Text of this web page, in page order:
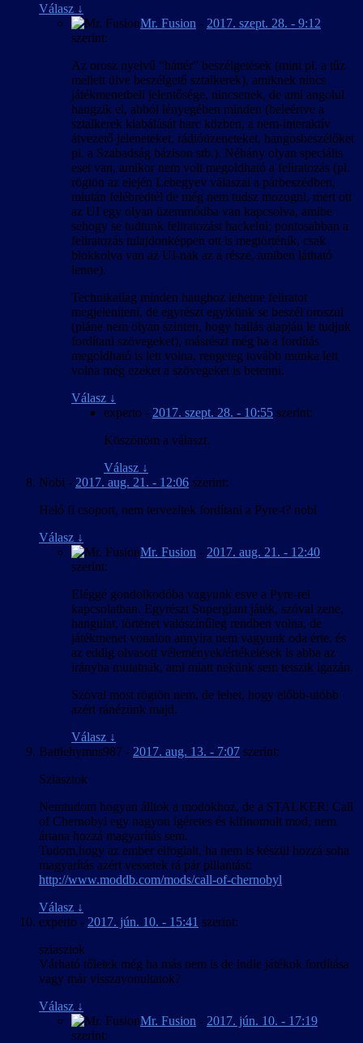
Válasz ↓
Mr. Fusion - 2017. szept. 28. - 9:12
szerint:
Az orosz nyelvű “háttér” beszélgetések (mint pl. a tűz
mellett ülve beszélgető sztalkerek), amiknek nincs
játékmenetbeli jelentősége, nincsenek, de ami angolul
hangzik el, abból lényegében minden (beleértve a
sztalkerek kiabálását harc közben, a nem-interaktív
átvezető jeleneteket, rádióüzeneteket, hangosbeszélőket
pl. a Szabadság bázison stb.). Néhány olyan speciális
eset van, amikor nem volt megoldható a feliratozás (pl.
rögtön az elején Lebegyev válaszai a párbeszédben,
miután felébredtél de még nem tudsz mozogni, mert ott
az UI egy olyan üzemmódba van kapcsolva, amibe
sehogy se tudtunk feliratozást hackelni; pontosabban a
feliratozás tulajdonképpen ott is megtörténik, csak
blokkolva van az UI-nak az a része, amiben látható
lenne).
Technikailag minden hanghoz lehetne feliratot
megjeleníteni, de egyrészt egyikünk se beszél oroszul
(pláne nem olyan szinten, hogy hallás alapján le tudjuk
fordítani szövegeket), másrészt még ha a fordítás
megoldható is lett volna, rengeteg tovább munka lett
volna még ezeket a szövegeket is betenni.
Válasz ↓
experto - 2017. szept. 28. - 10:55 szerint:
Köszönöm a választ.
Válasz ↓
Nobi - 2017. aug. 21. - 12:06 szerint:
Heló fi csoport, nem tervezitek fordítani a Pyre-t? nobi
Válasz ↓
Mr. Fusion - 2017. aug. 21. - 12:40
szerint:
Eléggé gondolkodóba vagyunk esve a Pyre-rel
kapcsolatban. Egyrészt Supergiant játék, szóval zene,
hangulat, történet valószínűleg rendben volna, de
játékmenet vonalon annyira nem vagyunk oda érte, és
az eddig olvasott vélemények/értékelések is abba az
irányba mutatnak, ami miatt nekünk sem tetszik igazán.
Szóval most rögtön nem, de lehet, hogy előbb-utóbb
azért ránézünk majd.
Válasz ↓
Battlehymns987 - 2017. aug. 13. - 7:07 szerint:
Sziasztok
Nemtudom hogyan álltok a modokhoz, de a STALKER: Call
of Chernobyl egy nagyon igéretes és kifinomult mod, nem
ártana hozzá magyarítás sem.
Tudom,hogy az ember elfoglalt, ha nem is készül hozzá soha
magyarítás azért vessetek rá pár pillantást:
http://www.moddb.com/mods/call-of-chernobyl
Válasz ↓
experto - 2017. jún. 10. - 15:41 szerint:
sziasztok
Várható tőletek még ha más nem is de indie játékok fordítása
vagy már visszavonultatok?
Válasz ↓
Mr. Fusion - 2017. jún. 10. - 17:19
szerint: